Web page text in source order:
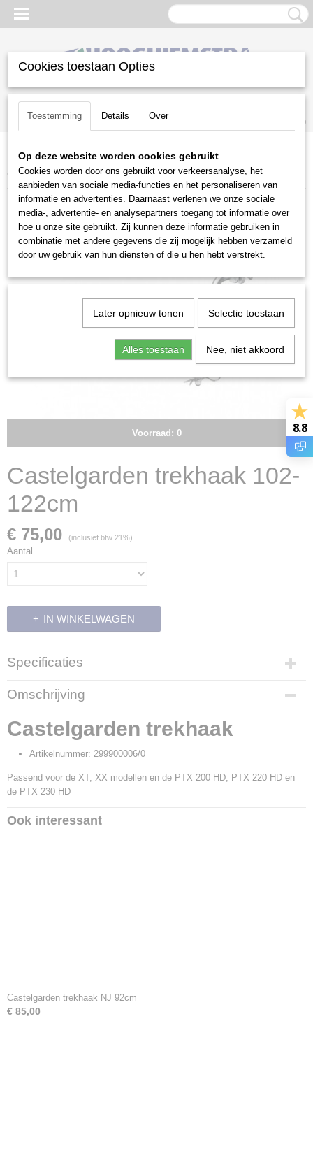
Inloggen Registreren
(0)
Home >Gazononderhoud>Zitmaaiers>Toebehoren zitmaaiers
Castelgarden>Castelgarden trekhaak 102-122cm
Voorraad: 0
Castelgarden trekhaak 102-
122cm
€ 75,00 (inclusief btw 21%)
Aantal
IN WINKELWAGEN
Specificaties
Productcode
10660
Productcode leverancier
299900006/0
Omschrijving
Castelgarden trekhaak
Artikelnummer: 299900006/0
Passend voor de XT, XX modellen en de PTX 200 HD, PTX 220 HD en
de PTX 230 HD
Ook interessant
Castelgarden trekhaak NJ 92cm
€ 85,00
8.8
Cookies toestaan Opties
Toestemming Details Over
Op deze website worden cookies gebruikt
Cookies worden door ons gebruikt voor verkeersanalyse, het
aanbieden van sociale media-functies en het personaliseren van
informatie en advertenties. Daarnaast verlenen we onze sociale
media-, advertentie- en analysepartners toegang tot informatie over
hoe u onze site gebruikt. Zij kunnen deze informatie gebruiken in
combinatie met andere gegevens die zij mogelijk hebben verzameld
door uw gebruik van hun diensten of die u hen hebt verstrekt.
Later opnieuw tonen Selectie toestaan
Alles toestaan Nee, niet akkoord